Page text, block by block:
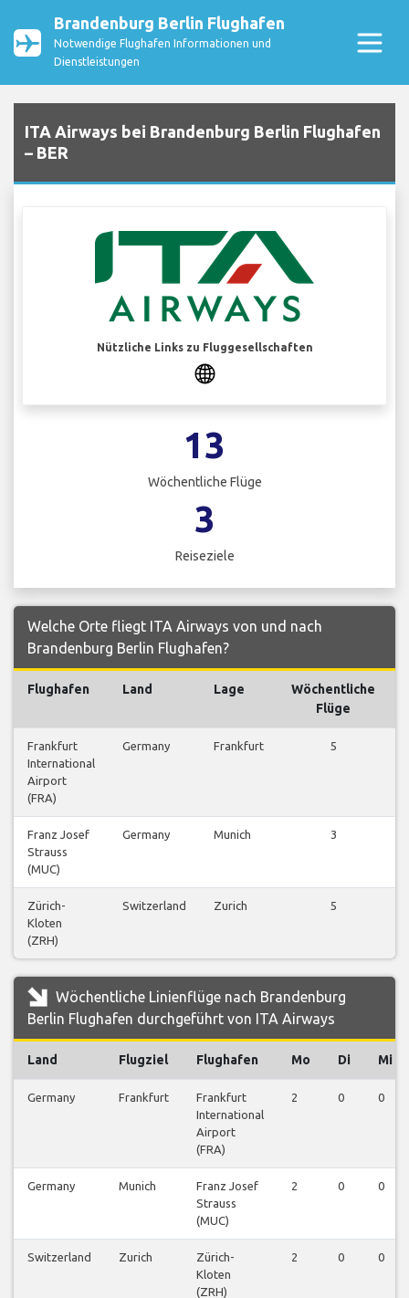
Brandenburg Berlin Flughafen
Notwendige Flughafen Informationen und
Dienstleistungen
ITA Airways bei Brandenburg Berlin Flughafen
– BER
Nützliche Links zu Fluggesellschaften
13
Wöchentliche Flüge
3
Reiseziele
Welche Orte fliegt ITA Airways von und nach
Brandenburg Berlin Flughafen?
Flughafen Land Lage
Wöchentliche
Flüge
Frankfurt
International
Airport
(FRA)
Germany Frankfurt
5
Franz Josef
Strauss
(MUC)
Germany Munich
3
Zürich-
Kloten
(ZRH)
Switzerland Zurich
5
Wöchentliche Linienflüge nach Brandenburg
Berlin Flughafen durchgeführt von ITA Airways
Land Flugziel Flughafen Mo Di Mi
Germany Frankfurt
Frankfurt
International
Airport
(FRA)
2 0 0
Germany Munich
Franz Josef
Strauss
(MUC)
2 0 0
Switzerland Zurich
Zürich-
Kloten
(ZRH)
2 0 0